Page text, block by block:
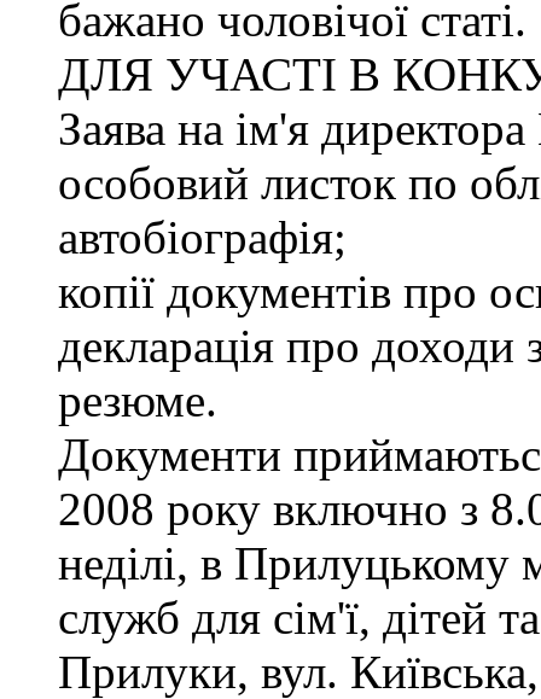
бажано чоловічої статі.
ДЛЯ УЧАСТІ В
Заява на ім'я
особовий листок по
автобіографія;
копії документів про
декларація про доходи
резюме.
Документи
2008 року включно з
неділі, в Прилуцькому
служб для сім'ї, дітей
Прилуки, вул.